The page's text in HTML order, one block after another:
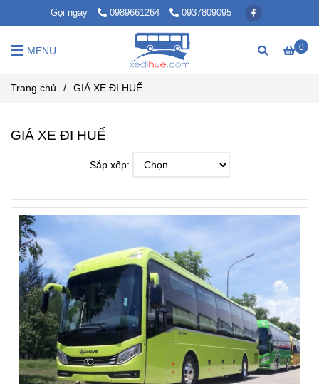
Gọi ngay 0989661264 0937809095
0
MENU
Trang chủ / GIÁ XE ĐI HUẾ
GIÁ XE ĐI HUẾ
Sắp xếp: